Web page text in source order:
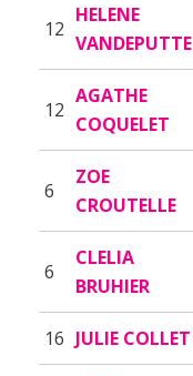
12
HELENE
VANDEPUTTE
12
AGATHE
COQUELET
6
ZOE
CROUTELLE
6
CLELIA
BRUHIER
16 JULIE COLLET